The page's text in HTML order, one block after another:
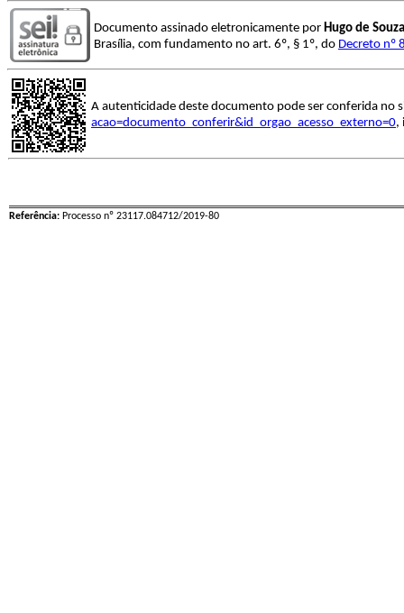
Documento assinado eletronicamente por Hugo de
Brasília, com fundamento no art. 6º, § 1º, do Decreto nº
A autenticidade deste documento pode ser conferida no
acao=documento_conferir&id_orgao_acesso_externo=0,
Referência: Processo nº 23117.084712/2019-80